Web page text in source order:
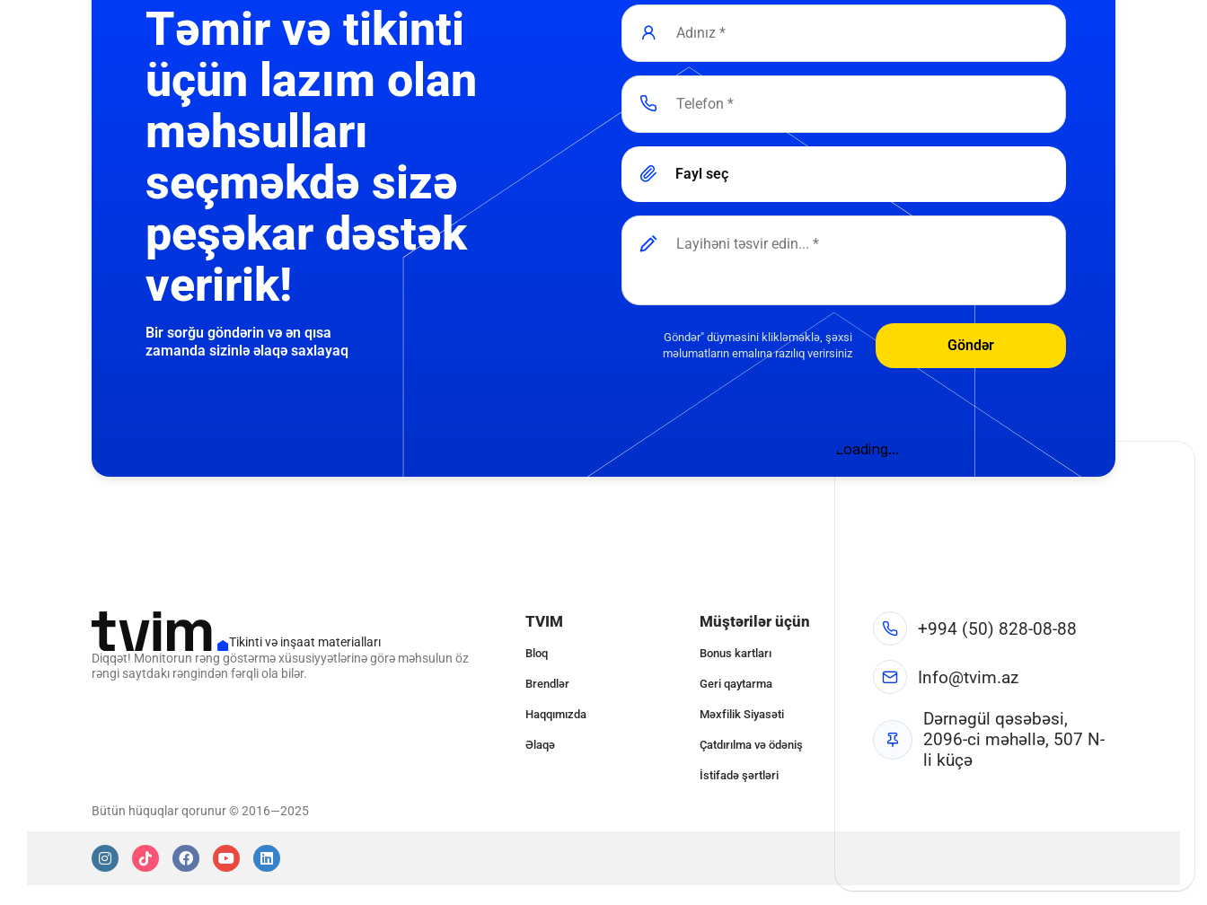
Təmir və tikinti
üçün lazım olan
məhsulları
seçməkdə sizə
peşəkar dəstək
veririk!
Bir sorğu göndərin və ən qısa
zamanda sizinlə əlaqə saxlayaq
Fayl seç
Göndər" düyməsini klikləməklə, şəxsi
məlumatların emalına razılıq verirsiniz
Göndər
Tikinti və inşaat materialları
Diqqət! Monitorun rəng göstərmə xüsusiyyətlərinə görə məhsulun öz
rəngi saytdakı rəngindən fərqli ola bilər.
TVIM
Bloq
Brendlər
Haqqımızda
Əlaqə
Müştərilər üçün
Bonus kartları
Geri qaytarma
Məxfilik Siyasəti
Çatdırılma və ödəniş
İstifadə şərtləri
+994 (50) 828-08-88
Info@tvim.az
Dərnəgül qəsəbəsi,
2096-ci məhəllə, 507 N-
li küçə
Bütün hüquqlar qorunur © 2016—2025